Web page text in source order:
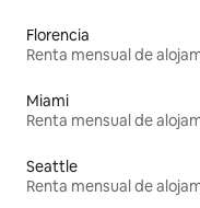
Florencia
Miami
Seattle